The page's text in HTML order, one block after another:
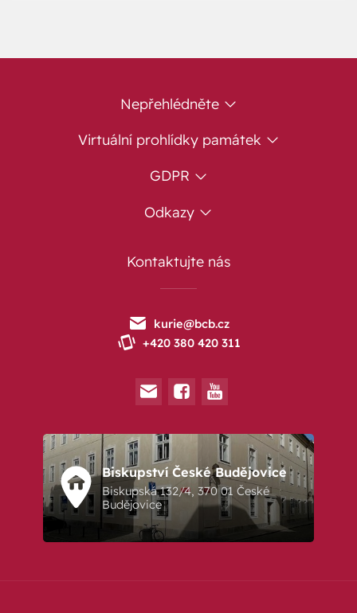
Nepřehlédněte
Virtuální prohlídky památek
GDPR
Odkazy
Kontaktujte nás
kurie@bcb.cz
+420 380 420 311
Biskupství České Budějovice
Biskupská 132/4, 370 01 České
Budějovice